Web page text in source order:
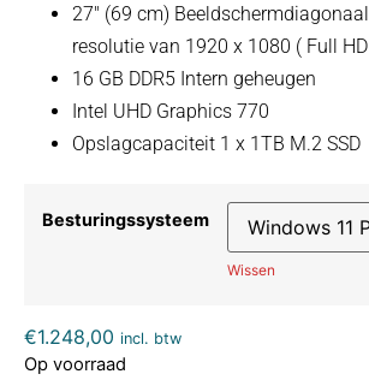
27″ (69 cm)
resolutie van 1920 x 1080 ( Full
16 GB DDR5 Intern geheugen
Intel UHD Graphics 770
Opslagcapaciteit 1 x 1TB M.2 SSD
Besturingssysteem
Wissen
€1.248,00 incl. btw
Op voorraad